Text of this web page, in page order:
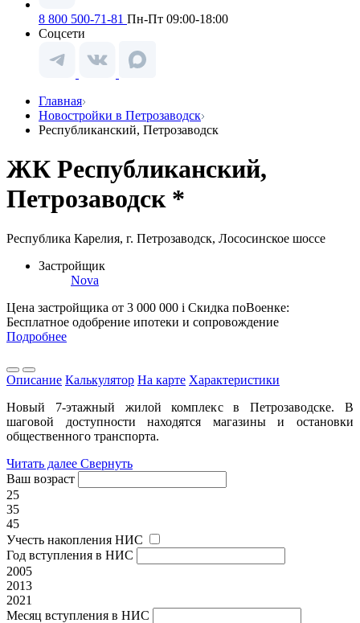
8 800 500-71-81 Пн-Пт 09:00-18:00
Соцсети
Главная
Новостройки в Петрозаводск
Республиканский, Петрозаводск
ЖК Республиканский,
Петрозаводск *
Республика Карелия, г. Петрозаводск, Лососинское шоссе
Застройщик
Nova
Цена застройщика от 3 000 000 i Скидка поВоенке:
Бесплатное одобрение ипотеки и сопровождение
Подробнее
Описание Калькулятор На карте Характеристики
Новый 7-этажный жилой комплекс в Петрозаводске. В
шаговой доступности находятся магазины и остановки
общественного транспорта.
Читать далее Свернуть
Ваш возраст
25
35
45
Учесть накопления НИС
Год вступления в НИС
2005
2013
2021
Месяц вступления в НИС